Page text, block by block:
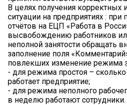
В целях получения корректных
ситуации на предприятиях : при
отчётов на ЕЦП «Работа в
высвобождению работников
неполной занятости обращать
заполнение поля
повлекших изменение режима
- для режима простоя –
работает предприятие;
- для режима неполного
в неделю работают сотрудники.